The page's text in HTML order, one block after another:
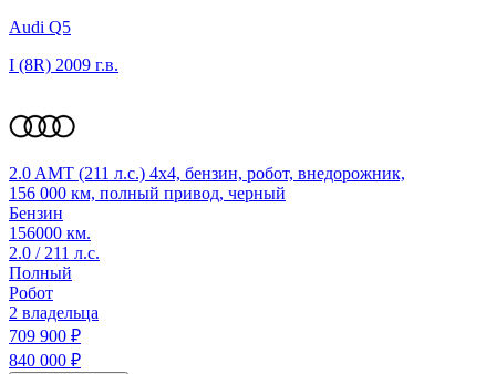
Audi Q5
I (8R) 2009 г.в.
2.0 AMT (211 л.с.) 4x4, бензин, робот, внедорожник,
156 000 км, полный привод, черный
Бензин
156000 км.
2.0 / 211 л.с.
Полный
Робот
2 владельца
709 900 ₽
840 000 ₽